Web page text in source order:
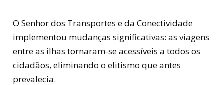
O Senhor dos Transportes e da Conectividade
implementou mudanças significativas: as viagens
entre as ilhas tornaram-se acessíveis a todos os
cidadãos, eliminando o elitismo que antes
prevalecia.